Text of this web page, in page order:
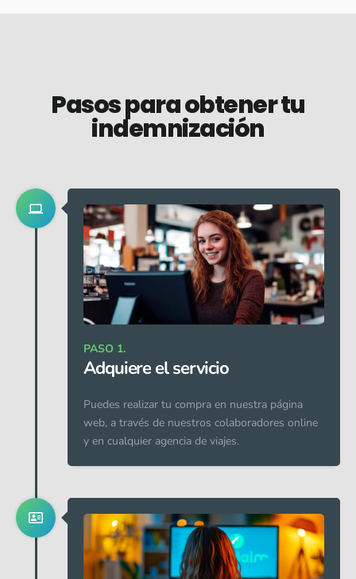
Pasos para obtener tu
indemnización
PASO 1.
Adquiere el servicio
Puedes realizar tu compra en nuestra página
web, a través de nuestros colaboradores online
y en cualquier agencia de viajes.